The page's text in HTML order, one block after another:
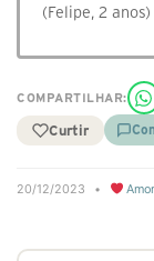
(Felipe, 2 anos)
COMPARTILHAR:
Curtir
20/12/2023 •